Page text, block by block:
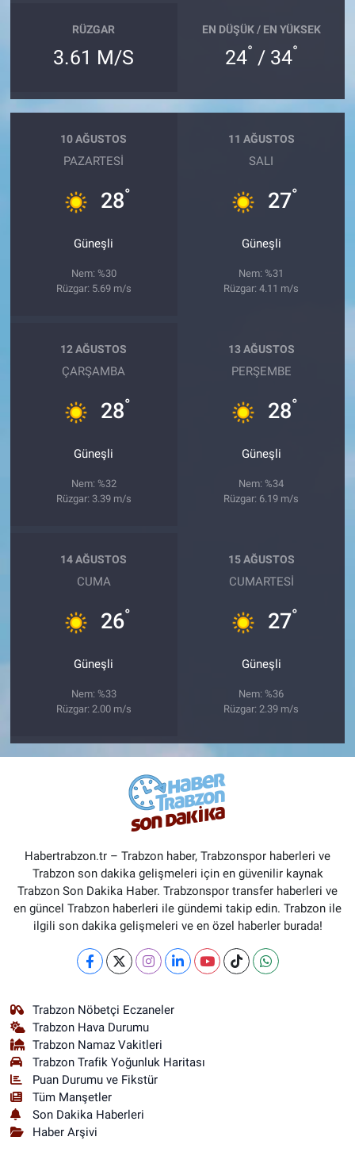
RÜZGAR
3.61 M/S
EN DÜŞÜK / EN YÜKSEK
24° / 34°
10 AĞUSTOS
PAZARTESI
28°
Güneşli
Nem: %30
Rüzgar: 5.69 m/s
11 AĞUSTOS
SALI
27°
Güneşli
Nem: %31
Rüzgar: 4.11 m/s
12 AĞUSTOS
ÇARŞAMBA
28°
Güneşli
Nem: %32
Rüzgar: 3.39 m/s
13 AĞUSTOS
PERŞEMBE
28°
Güneşli
Nem: %34
Rüzgar: 6.19 m/s
14 AĞUSTOS
CUMA
26°
Güneşli
Nem: %33
Rüzgar: 2.00 m/s
15 AĞUSTOS
CUMARTESI
27°
Güneşli
Nem: %36
Rüzgar: 2.39 m/s
Habertrabzon.tr – Trabzon haber, Trabzonspor haberleri ve
Trabzon son dakika gelişmeleri için en güvenilir kaynak
Trabzon Son Dakika Haber. Trabzonspor transfer haberleri ve
en güncel Trabzon haberleri ile gündemi takip edin. Trabzon ile
ilgili son dakika gelişmeleri ve en özel haberler burada!
Trabzon Nöbetçi Eczaneler
Trabzon Hava Durumu
Trabzon Namaz Vakitleri
Trabzon Trafik Yoğunluk Haritası
Puan Durumu ve Fikstür
Tüm Manşetler
Son Dakika Haberleri
Haber Arşivi